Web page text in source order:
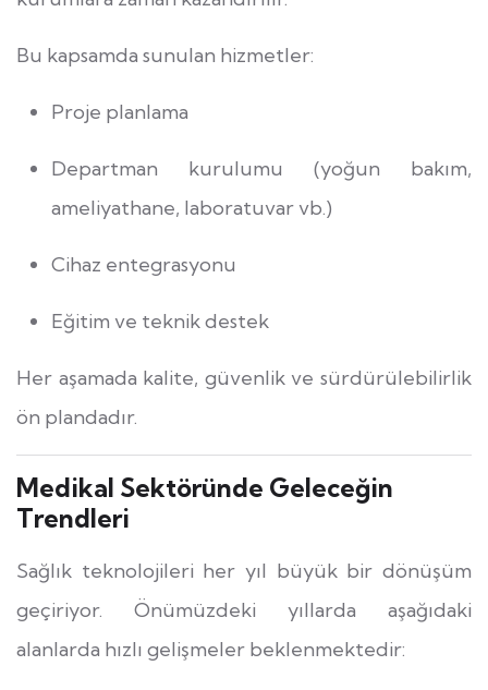
Bu kapsamda sunulan hizmetler:
Proje planlama
Departman kurulumu (yoğun bakım,
ameliyathane, laboratuvar vb.)
Cihaz entegrasyonu
Eğitim ve teknik destek
Her aşamada kalite, güvenlik ve sürdürülebilirlik
ön plandadır.
Medikal Sektöründe Geleceğin
Trendleri
Sağlık teknolojileri her yıl büyük bir dönüşüm
geçiriyor. Önümüzdeki yıllarda aşağıdaki
alanlarda hızlı gelişmeler beklenmektedir: